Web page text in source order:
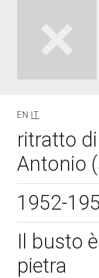
EN IT
ritratto
Antonio
1952-
Il busto
pietra